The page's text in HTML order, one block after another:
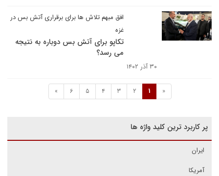
افق مبهم تلاش ها برای برقراری آتش بس در
غزه
تکاپو برای آتش بس دوباره به نتیجه
می رسد؟
۳۰ آذر ۱۴۰۲
«
1
2
3
4
5
6
»
پر کاربرد ترین کلید واژه ها
ایران
آمریکا